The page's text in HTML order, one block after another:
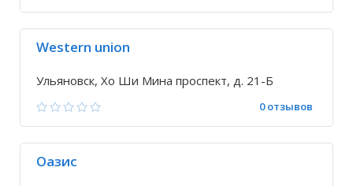
Western union
Ульяновск, Хо Ши Мина проспект, д. 21-Б
0 отзывов
Оазис